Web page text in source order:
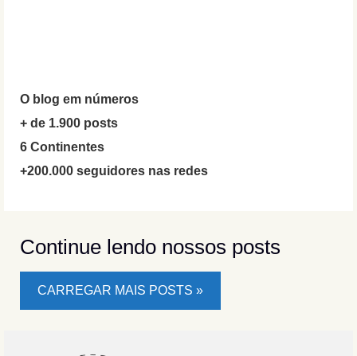
O blog em números
+ de 1.900 posts
6 Continentes
+200.000 seguidores nas redes
Continue lendo nossos posts
CARREGAR MAIS POSTS »